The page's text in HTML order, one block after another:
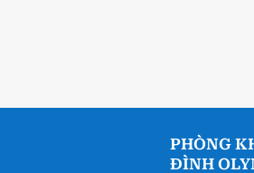
PHÒNG
ĐÌNH